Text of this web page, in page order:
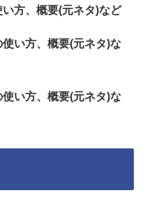
い方、概要(元ネタ)など
使い方、概要(元ネタ)な
使い方、概要(元ネタ)な